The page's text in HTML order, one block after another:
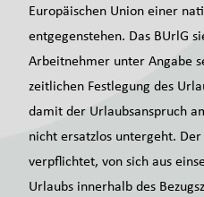
Europäischen Union einer
entgegenstehen. Das BUrlG
Arbeitnehmer unter Angabe
zeitlichen Festlegung des
damit der Urlaubsanspruch
nicht ersatzlos untergeht.
verpflichtet, von sich aus
Urlaubs innerhalb des